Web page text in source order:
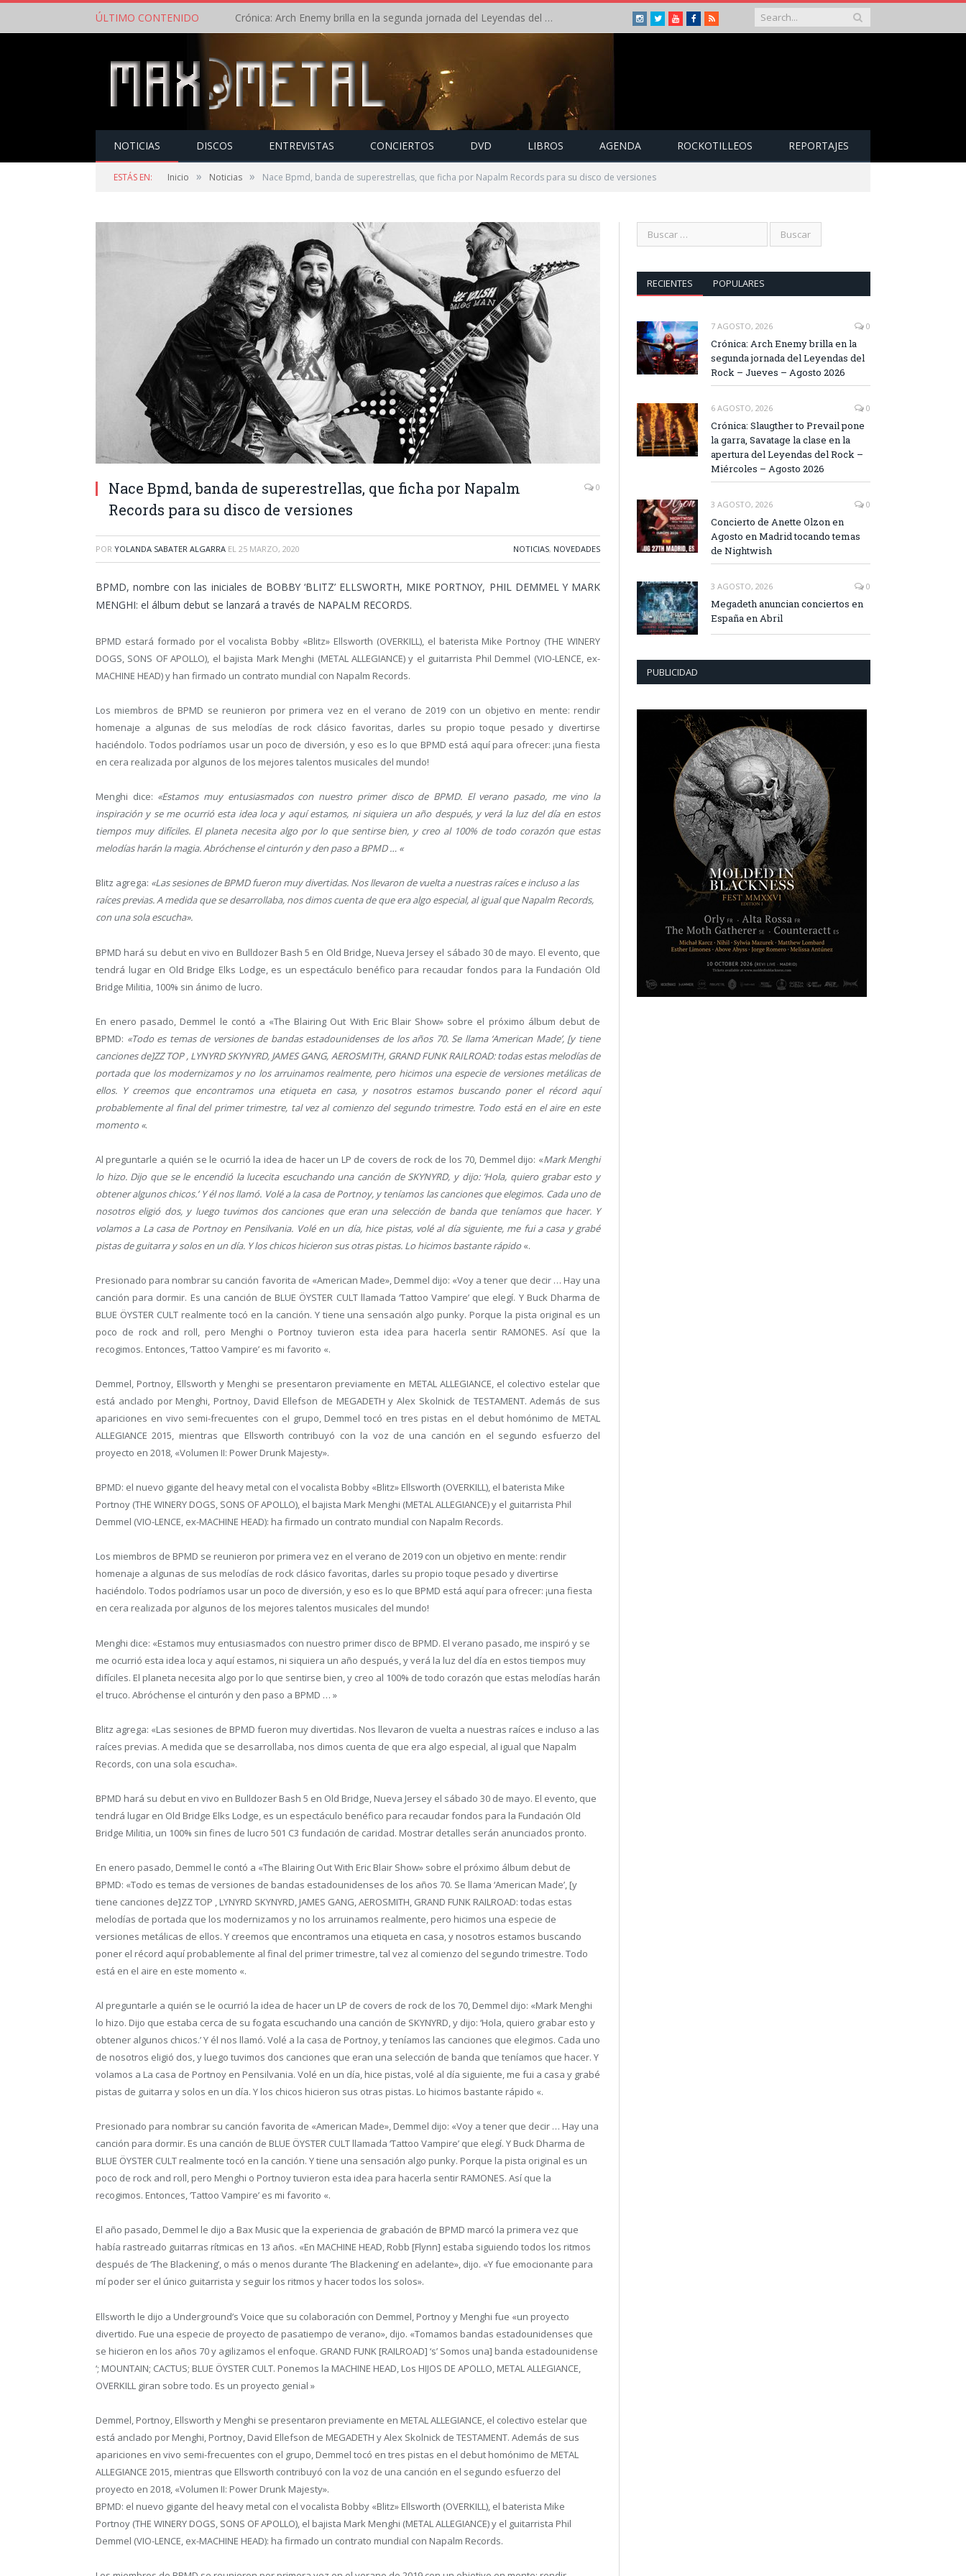
ÚLTIMO CONTENIDO Crónica: Arch Enemy brilla en la segunda jornada del Leyendas del Rock – Jueves – Agosto 2026 Instagram
TwitterYoutubeFacebook
RSS
NOTICIAS DISCOS ENTREVISTAS CONCIERTOS DVD LIBROS AGENDA ROCKOTILLEOS REPORTAJES
ESTÁS EN: Inicio » Noticias » Nace Bpmd, banda de superestrellas, que ficha por Napalm Records para su disco de versiones
Nace Bpmd, banda de superestrellas, que ficha por Napalm
Records para su disco de versiones
0
POR YOLANDA SABATER ALGARRA EL 25 MARZO, 2020 NOTICIAS, NOVEDADES
BPMD, nombre con las iniciales de BOBBY ‘BLITZ’ ELLSWORTH, MIKE PORTNOY, PHIL DEMMEL Y MARK
MENGHI: el álbum debut se lanzará a través de NAPALM RECORDS.
BPMD estará formado por el vocalista Bobby «Blitz» Ellsworth (OVERKILL), el baterista Mike Portnoy (THE WINERY
DOGS, SONS OF APOLLO), el bajista Mark Menghi (METAL ALLEGIANCE) y el guitarrista Phil Demmel (VIO-LENCE, ex-
MACHINE HEAD) y han firmado un contrato mundial con Napalm Records.
Los miembros de BPMD se reunieron por primera vez en el verano de 2019 con un objetivo en mente: rendir
homenaje a algunas de sus melodías de rock clásico favoritas, darles su propio toque pesado y divertirse
haciéndolo. Todos podríamos usar un poco de diversión, y eso es lo que BPMD está aquí para ofrecer: ¡una fiesta
en cera realizada por algunos de los mejores talentos musicales del mundo!
Menghi dice: «Estamos muy entusiasmados con nuestro primer disco de BPMD. El verano pasado, me vino la
inspiración y se me ocurrió esta idea loca y aquí estamos, ni siquiera un año después, y verá la luz del día en estos
tiempos muy difíciles. El planeta necesita algo por lo que sentirse bien, y creo al 100% de todo corazón que estas
melodías harán la magia. Abróchense el cinturón y den paso a BPMD … «
Blitz agrega: «Las sesiones de BPMD fueron muy divertidas. Nos llevaron de vuelta a nuestras raíces e incluso a las
raíces previas. A medida que se desarrollaba, nos dimos cuenta de que era algo especial, al igual que Napalm Records,
con una sola escucha».
BPMD hará su debut en vivo en Bulldozer Bash 5 en Old Bridge, Nueva Jersey el sábado 30 de mayo. El evento, que
tendrá lugar en Old Bridge Elks Lodge, es un espectáculo benéfico para recaudar fondos para la Fundación Old
Bridge Militia, 100% sin ánimo de lucro.
En enero pasado, Demmel le contó a «The Blairing Out With Eric Blair Show» sobre el próximo álbum debut de
BPMD: «Todo es temas de versiones de bandas estadounidenses de los años 70. Se llama ‘American Made’, [y tiene
canciones de]ZZ TOP , LYNYRD SKYNYRD, JAMES GANG, AEROSMITH, GRAND FUNK RAILROAD: todas estas melodías de
portada que los modernizamos y no los arruinamos realmente, pero hicimos una especie de versiones metálicas de
ellos. Y creemos que encontramos una etiqueta en casa, y nosotros estamos buscando poner el récord aquí
probablemente al final del primer trimestre, tal vez al comienzo del segundo trimestre. Todo está en el aire en este
momento «.
Al preguntarle a quién se le ocurrió la idea de hacer un LP de covers de rock de los 70, Demmel dijo: «Mark Menghi
lo hizo. Dijo que se le encendió la lucecita escuchando una canción de SKYNYRD, y dijo: ‘Hola, quiero grabar esto y
obtener algunos chicos.’ Y él nos llamó. Volé a la casa de Portnoy, y teníamos las canciones que elegimos. Cada uno de
nosotros eligió dos, y luego tuvimos dos canciones que eran una selección de banda que teníamos que hacer. Y
volamos a La casa de Portnoy en Pensilvania. Volé en un día, hice pistas, volé al día siguiente, me fui a casa y grabé
pistas de guitarra y solos en un día. Y los chicos hicieron sus otras pistas. Lo hicimos bastante rápido «.
Presionado para nombrar su canción favorita de «American Made», Demmel dijo: «Voy a tener que decir … Hay una
canción para dormir. Es una canción de BLUE ÖYSTER CULT llamada ‘Tattoo Vampire’ que elegí. Y Buck Dharma de
BLUE ÖYSTER CULT realmente tocó en la canción. Y tiene una sensación algo punky. Porque la pista original es un
poco de rock and roll, pero Menghi o Portnoy tuvieron esta idea para hacerla sentir RAMONES. Así que la
recogimos. Entonces, ‘Tattoo Vampire’ es mi favorito «.
Demmel, Portnoy, Ellsworth y Menghi se presentaron previamente en METAL ALLEGIANCE, el colectivo estelar que
está anclado por Menghi, Portnoy, David Ellefson de MEGADETH y Alex Skolnick de TESTAMENT. Además de sus
apariciones en vivo semi-frecuentes con el grupo, Demmel tocó en tres pistas en el debut homónimo de METAL
ALLEGIANCE 2015, mientras que Ellsworth contribuyó con la voz de una canción en el segundo esfuerzo del
proyecto en 2018, «Volumen II: Power Drunk Majesty».
BPMD: el nuevo gigante del heavy metal con el vocalista Bobby «Blitz» Ellsworth (OVERKILL), el baterista Mike
Portnoy (THE WINERY DOGS, SONS OF APOLLO), el bajista Mark Menghi (METAL ALLEGIANCE) y el guitarrista Phil
Demmel (VIO-LENCE, ex-MACHINE HEAD): ha firmado un contrato mundial con Napalm Records.
Los miembros de BPMD se reunieron por primera vez en el verano de 2019 con un objetivo en mente: rendir
homenaje a algunas de sus melodías de rock clásico favoritas, darles su propio toque pesado y divertirse
haciéndolo. Todos podríamos usar un poco de diversión, y eso es lo que BPMD está aquí para ofrecer: ¡una fiesta
en cera realizada por algunos de los mejores talentos musicales del mundo!
Menghi dice: «Estamos muy entusiasmados con nuestro primer disco de BPMD. El verano pasado, me inspiró y se
me ocurrió esta idea loca y aquí estamos, ni siquiera un año después, y verá la luz del día en estos tiempos muy
difíciles. El planeta necesita algo por lo que sentirse bien, y creo al 100% de todo corazón que estas melodías harán
el truco. Abróchense el cinturón y den paso a BPMD … »
Blitz agrega: «Las sesiones de BPMD fueron muy divertidas. Nos llevaron de vuelta a nuestras raíces e incluso a las
raíces previas. A medida que se desarrollaba, nos dimos cuenta de que era algo especial, al igual que Napalm
Records, con una sola escucha».
BPMD hará su debut en vivo en Bulldozer Bash 5 en Old Bridge, Nueva Jersey el sábado 30 de mayo. El evento, que
tendrá lugar en Old Bridge Elks Lodge, es un espectáculo benéfico para recaudar fondos para la Fundación Old
Bridge Militia, un 100% sin fines de lucro 501 C3 fundación de caridad. Mostrar detalles serán anunciados pronto.
En enero pasado, Demmel le contó a «The Blairing Out With Eric Blair Show» sobre el próximo álbum debut de
BPMD: «Todo es temas de versiones de bandas estadounidenses de los años 70. Se llama ‘American Made’, [y
tiene canciones de]ZZ TOP , LYNYRD SKYNYRD, JAMES GANG, AEROSMITH, GRAND FUNK RAILROAD: todas estas
melodías de portada que los modernizamos y no los arruinamos realmente, pero hicimos una especie de
versiones metálicas de ellos. Y creemos que encontramos una etiqueta en casa, y nosotros estamos buscando
poner el récord aquí probablemente al final del primer trimestre, tal vez al comienzo del segundo trimestre. Todo
está en el aire en este momento «.
Al preguntarle a quién se le ocurrió la idea de hacer un LP de covers de rock de los 70, Demmel dijo: «Mark Menghi
lo hizo. Dijo que estaba cerca de su fogata escuchando una canción de SKYNYRD, y dijo: ‘Hola, quiero grabar esto y
obtener algunos chicos.’ Y él nos llamó. Volé a la casa de Portnoy, y teníamos las canciones que elegimos. Cada uno
de nosotros eligió dos, y luego tuvimos dos canciones que eran una selección de banda que teníamos que hacer. Y
volamos a La casa de Portnoy en Pensilvania. Volé en un día, hice pistas, volé al día siguiente, me fui a casa y grabé
pistas de guitarra y solos en un día. Y los chicos hicieron sus otras pistas. Lo hicimos bastante rápido «.
Presionado para nombrar su canción favorita de «American Made», Demmel dijo: «Voy a tener que decir … Hay una
canción para dormir. Es una canción de BLUE ÖYSTER CULT llamada ‘Tattoo Vampire’ que elegí. Y Buck Dharma de
BLUE ÖYSTER CULT realmente tocó en la canción. Y tiene una sensación algo punky. Porque la pista original es un
poco de rock and roll, pero Menghi o Portnoy tuvieron esta idea para hacerla sentir RAMONES. Así que la
recogimos. Entonces, ‘Tattoo Vampire’ es mi favorito «.
El año pasado, Demmel le dijo a Bax Music que la experiencia de grabación de BPMD marcó la primera vez que
había rastreado guitarras rítmicas en 13 años. «En MACHINE HEAD, Robb [Flynn] estaba siguiendo todos los ritmos
después de ‘The Blackening’, o más o menos durante ‘The Blackening’ en adelante», dijo. «Y fue emocionante para
mí poder ser el único guitarrista y seguir los ritmos y hacer todos los solos».
Ellsworth le dijo a Underground’s Voice que su colaboración con Demmel, Portnoy y Menghi fue «un proyecto
divertido. Fue una especie de proyecto de pasatiempo de verano», dijo. «Tomamos bandas estadounidenses que
se hicieron en los años 70 y agilizamos el enfoque. GRAND FUNK [RAILROAD] ‘s’ Somos una] banda estadounidense
‘; MOUNTAIN; CACTUS; BLUE ÖYSTER CULT. Ponemos la MACHINE HEAD, Los HIJOS DE APOLLO, METAL ALLEGIANCE,
OVERKILL giran sobre todo. Es un proyecto genial »
Demmel, Portnoy, Ellsworth y Menghi se presentaron previamente en METAL ALLEGIANCE, el colectivo estelar que
está anclado por Menghi, Portnoy, David Ellefson de MEGADETH y Alex Skolnick de TESTAMENT. Además de sus
apariciones en vivo semi-frecuentes con el grupo, Demmel tocó en tres pistas en el debut homónimo de METAL
ALLEGIANCE 2015, mientras que Ellsworth contribuyó con la voz de una canción en el segundo esfuerzo del
proyecto en 2018, «Volumen II: Power Drunk Majesty».
BPMD: el nuevo gigante del heavy metal con el vocalista Bobby «Blitz» Ellsworth (OVERKILL), el baterista Mike
Portnoy (THE WINERY DOGS, SONS OF APOLLO), el bajista Mark Menghi (METAL ALLEGIANCE) y el guitarrista Phil
Demmel (VIO-LENCE, ex-MACHINE HEAD): ha firmado un contrato mundial con Napalm Records.
RECIENTES POPULARES
7 AGOSTO, 2026 0
Crónica: Arch Enemy brilla en la
segunda jornada del Leyendas del
Rock – Jueves – Agosto 2026
6 AGOSTO, 2026 0
Crónica: Slaugther to Prevail pone
la garra, Savatage la clase en la
apertura del Leyendas del Rock –
Miércoles – Agosto 2026
3 AGOSTO, 2026 0
Concierto de Anette Olzon en
Agosto en Madrid tocando temas
de Nightwish
3 AGOSTO, 2026 0
Megadeth anuncian conciertos en
España en Abril
PUBLICIDAD